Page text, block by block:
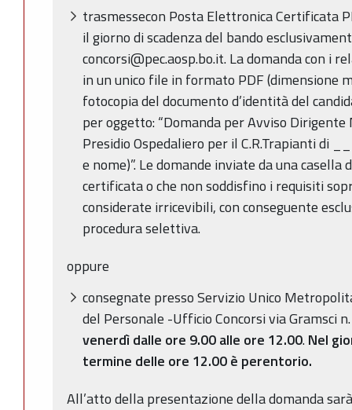
trasmessecon Posta Elettronica Certificata
il giorno di scadenza del bando
concorsi@pec.aosp.bo.it. La domanda con i
in un unico file in formato PDF (dimensione
fotocopia del documento d’identità del
per oggetto: “Domanda per Avviso
Presidio Ospedaliero per il C.R.Trapianti di
e nome)”. Le domande inviate da una
certificata o che non soddisfino i requisiti
considerate irricevibili, con conseguente
procedura selettiva.
oppure
consegnate presso Servizio Unico
del Personale -Ufficio Concorsi via Gramsci
venerdì dalle ore 9.00 alle ore 12.00.Nel
termine delle ore 12.00 è perentorio.
All’atto della presentazione della domanda